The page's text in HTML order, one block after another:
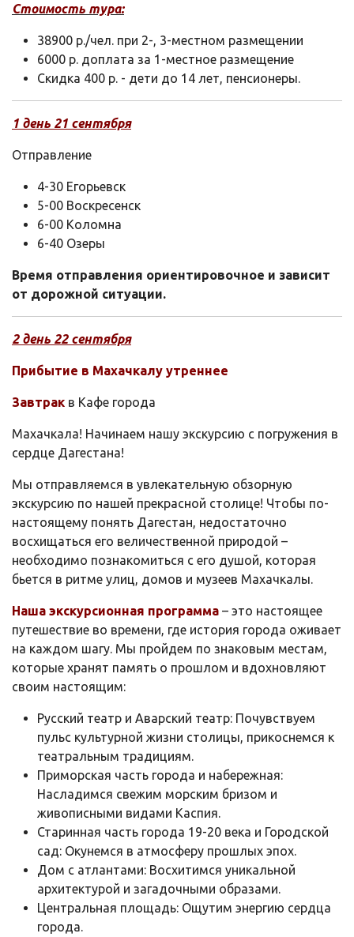
Стоимость тура:
38900 р./чел. при 2-, 3-местном размещении
6000 р. доплата за 1-местное размещение
Скидка 400 р. - дети до 14 лет, пенсионеры.
1 день 21 сентября
Отправление
4-30 Егорьевск
5-00 Воскресенск
6-00 Коломна
6-40 Озеры
Время отправления ориентировочное и зависит
от дорожной ситуации.
2 день 22 сентября
Прибытие в Махачкалу утреннее
Завтрак в Кафе города
Махачкала! Начинаем нашу экскурсию с погружения в
сердце Дагестана!
Мы отправляемся в увлекательную обзорную
экскурсию по нашей прекрасной столице! Чтобы по-
настоящему понять Дагестан, недостаточно
восхищаться его величественной природой –
необходимо познакомиться с его душой, которая
бьется в ритме улиц, домов и музеев Махачкалы.
Наша экскурсионная программа – это настоящее
путешествие во времени, где история города оживает
на каждом шагу. Мы пройдем по знаковым местам,
которые хранят память о прошлом и вдохновляют
своим настоящим:
Русский театр и Аварский театр: Почувствуем
пульс культурной жизни столицы, прикоснемся к
театральным традициям.
Приморская часть города и набережная:
Насладимся свежим морским бризом и
живописными видами Каспия.
Старинная часть города 19-20 века и Городской
сад: Окунемся в атмосферу прошлых эпох.
Дом с атлантами: Восхитимся уникальной
архитектурой и загадочными образами.
Центральная площадь: Ощутим энергию сердца
города.